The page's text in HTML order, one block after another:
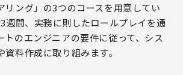
リング」の3つのコースを用意してい
週間、実務に則したロールプレイを通
トのエンジニアの要件に従って、シス
料作成に取り組みます。